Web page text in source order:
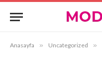
Anasayfa » Uncategorized »